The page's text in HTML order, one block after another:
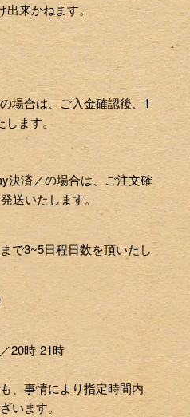
出来かねます。
場合は、ご入金確認後、1
します。
決済／の場合は、ご注文確
送いたします。
で3~5日程日数を頂いたし
20時-21時
、事情により指定時間内
います。